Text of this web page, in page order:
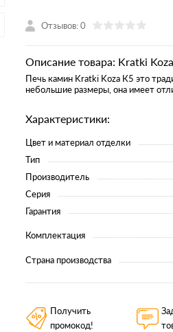
Отзывов: 0
Описание товара: Kratki
Печь камин Kratki Koza К5 это
небольшие размеры, она имеет
Характеристики:
Цвет и материал отделки
Тип
Производитель
Серия
Гарантия
Комплектация
Страна производства
Получить
промокод!